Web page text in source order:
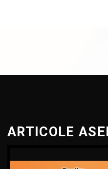
ARTICOLE